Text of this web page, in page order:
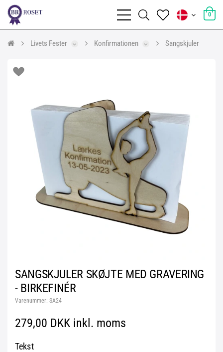
0
Livets Fester Konfirmationen Sangskjuler
SANGSKJULER SKØJTE MED GRAVERING
- BIRKEFINÉR
Varenummer: SA24
279,00 DKK inkl. moms
Tekst